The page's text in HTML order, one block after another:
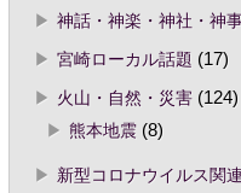
神話・神楽・神社・神
宮崎ローカル話題 (17)
火山・自然・災害(124)
熊本地震(8)
新型コロナウイルス関連